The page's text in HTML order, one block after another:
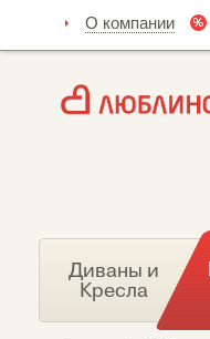
О компании
Диваны и
Кресла